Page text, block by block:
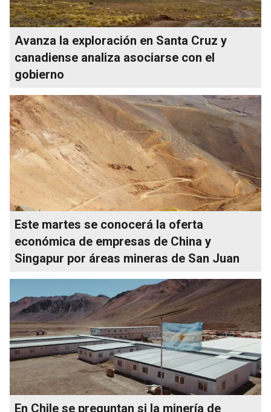
Avanza la exploración en Santa Cruz y
canadiense analiza asociarse con el
gobierno
Este martes se conocerá la oferta
económica de empresas de China y
Singapur por áreas mineras de San Juan
En Chile se preguntan si la minería de